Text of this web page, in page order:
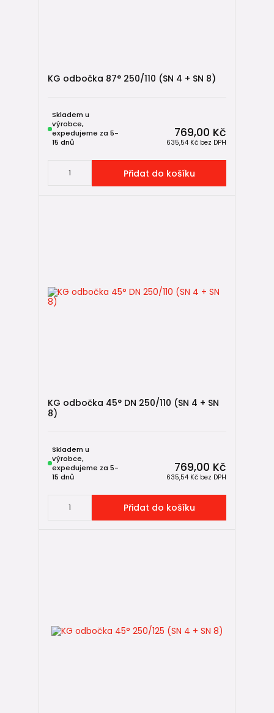
KG odbočka 87° 250/110 (SN 4 + SN 8)
769,00 Kč
635,54 Kč bez DPH
Skladem u
výrobce,
expedujeme za 5-
15 dnů
Přidat do košíku
KG odbočka 45° DN 250/110 (SN 4 + SN
8)
769,00 Kč
635,54 Kč bez DPH
Skladem u
výrobce,
expedujeme za 5-
15 dnů
Přidat do košíku